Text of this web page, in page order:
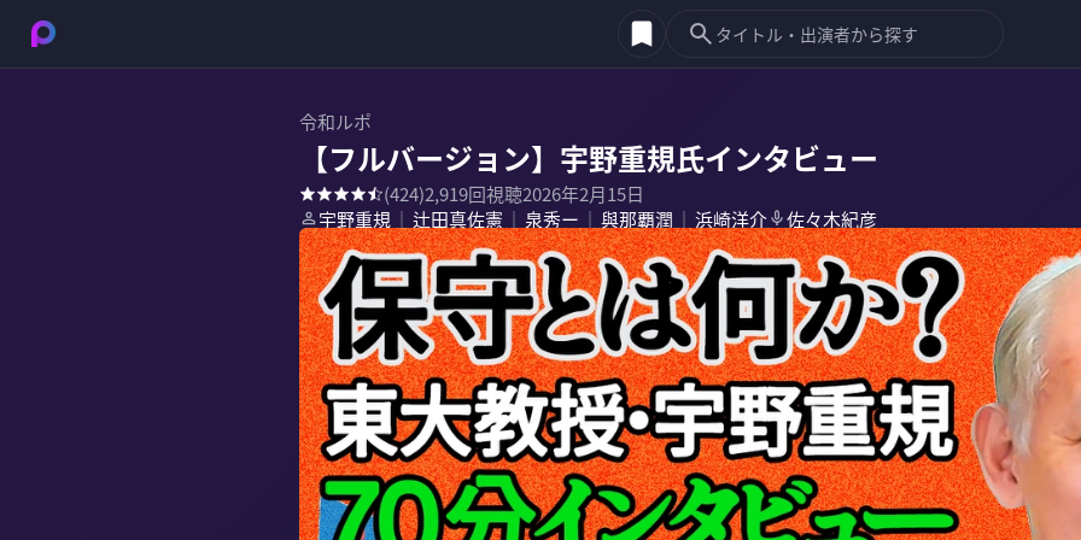
令和ルポ
【フルバージョン】宇野重規氏インタビュー
(424)2,919回視聴2026年2月15日
宇野重規 ｜ 辻田真佐憲 ｜ 泉秀ー ｜ 與那覇潤 ｜ 浜崎洋介 佐々木紀彦